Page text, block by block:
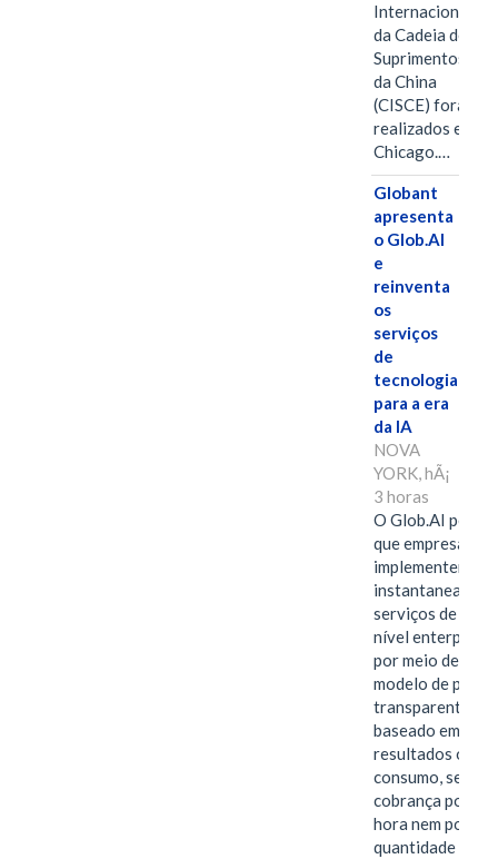
Internacional
da Cadeia de
Suprimentos
da China
(CISCE) foram
realizados em
Chicago.…
Globant
apresenta
o Glob.AI
e
reinventa
os
serviços
de
tecnologia
para a era
da IA
NOVA
YORK, hÃ¡
3 horas
O Glob.AI
que empresas
implementem
serviços de IA de
nível enterprise
por meio de um
modelo de
transparente,
baseado em
resultados ou
consumo, sem
cobrança por
hora nem por
quantidade de…